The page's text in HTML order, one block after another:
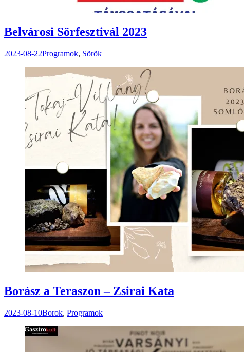
Belvárosi Sörfesztivál 2023
2023-08-22Programok, Sörök
Borász a Teraszon – Zsirai Kata
2023-08-10Borok, Programok